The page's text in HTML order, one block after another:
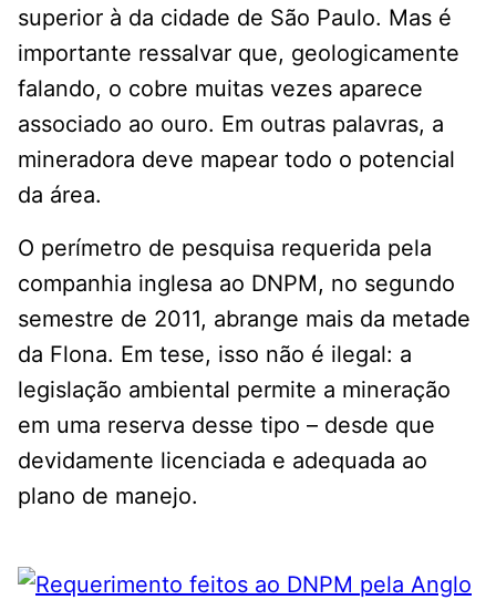
superior à da cidade de São Paulo. Mas é
importante ressalvar que, geologicamente
falando, o cobre muitas vezes aparece
associado ao ouro. Em outras palavras, a
mineradora deve mapear todo o potencial
da área.
O perímetro de pesquisa requerida pela
companhia inglesa ao DNPM, no segundo
semestre de 2011, abrange mais da metade
da Flona. Em tese, isso não é ilegal: a
legislação ambiental permite a mineração
em uma reserva desse tipo – desde que
devidamente licenciada e adequada ao
plano de manejo.